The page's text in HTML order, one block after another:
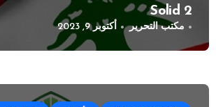
Solid 2
مكتب التحرير أكتوبر 9, 2023